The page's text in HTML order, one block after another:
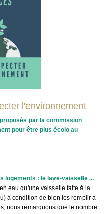
l'environnement
par la commission
pour être plus écolo au
logements : le lave-vaisselle ...
eau qu'une vaisselle faite à la
à condition de bien les remplir à
nous remarquons que le nombre